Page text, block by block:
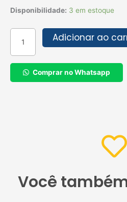
Disponibilidade: 3 em estoque
LIMPA
UAU
MADEIRAS
750ML
quantidade
Adicionar ao
Comprar no Whatsapp
Você